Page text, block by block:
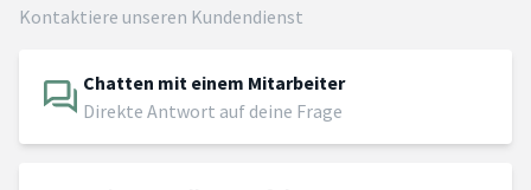
Kontaktiere unseren Kundendienst
Chatten mit einem Mitarbeiter
Direkte Antwort auf deine Frage